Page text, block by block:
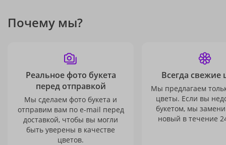
Почему мы?
Реальное фото букета
перед отправкой
Мы сделаем фото букета и
отправим вам по e-mail перед
доставкой, чтобы вы могли
быть уверены в качестве
цветов.
Всегда свежие
Мы предлагаем
цветы. Если вы
букетом, мы
новый в течение